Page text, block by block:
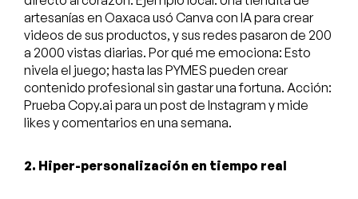
artesanías en Oaxaca usó Canva con IA para crear
videos de sus productos, y sus redes pasaron de 200
a 2000 vistas diarias. Por qué me emociona: Esto
nivela el juego; hasta las PYMES pueden crear
contenido profesional sin gastar una fortuna. Acción:
Prueba Copy.ai para un post de Instagram y mide
likes y comentarios en una semana.
2. Hiper-personalización en tiempo real